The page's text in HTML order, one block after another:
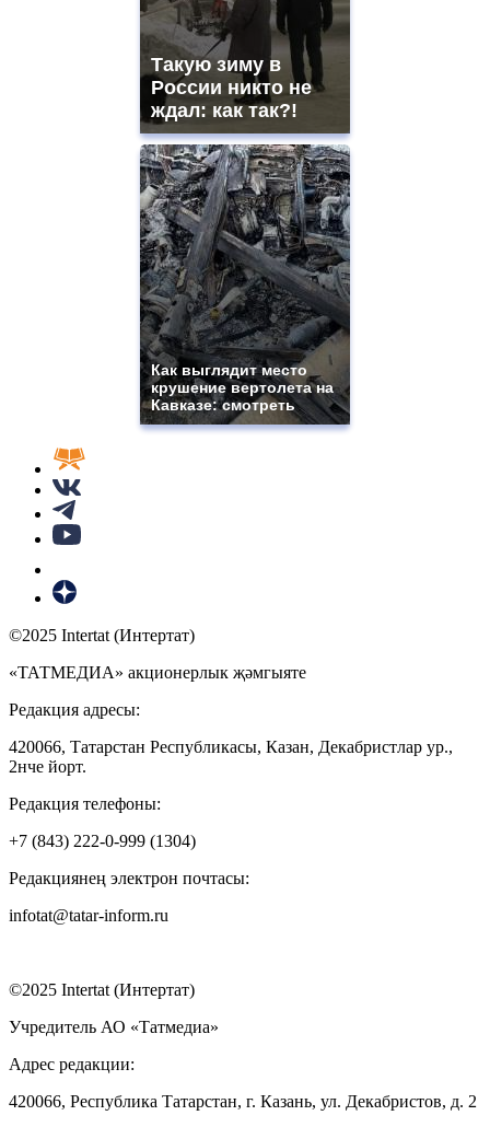
Такую зиму в
России никто не
ждал: как так?!
Как выглядит место
крушение вертолета на
Кавказе: смотреть
©2025 Intertat (Интертат)
«ТАТМЕДИА» акционерлык җәмгыяте
Редакция адресы:
420066, Татарстан Республикасы, Казан, Декабристлар ур.,
2нче йорт.
Редакция телефоны:
+7 (843) 222-0-999 (1304)
Редакциянең электрон почтасы:
infotat@tatar-inform.ru
©2025 Intertat (Интертат)
Учредитель АО «Татмедиа»
Адрес редакции:
420066, Республика Татарстан, г. Казань, ул. Декабристов, д. 2